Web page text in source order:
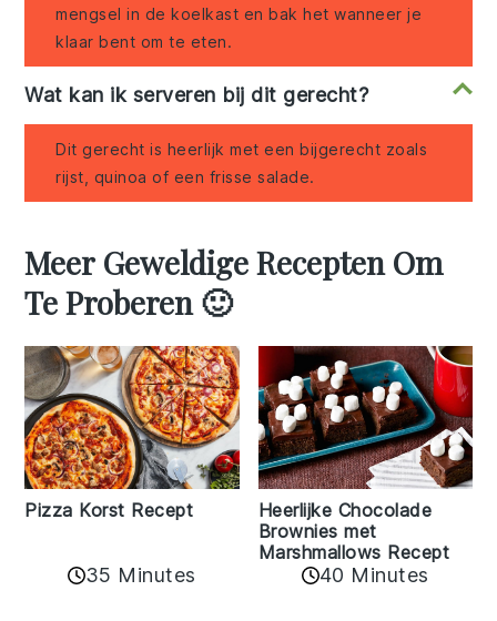
mengsel in de koelkast en bak het wanneer je
klaar bent om te eten.
Wat kan ik serveren bij dit gerecht?
Dit gerecht is heerlijk met een bijgerecht zoals
rijst, quinoa of een frisse salade.
Meer Geweldige Recepten Om
Te Proberen 🙂
Pizza Korst Recept
35 Minutes
Heerlijke Chocolade
Brownies met
Marshmallows Recept
40 Minutes